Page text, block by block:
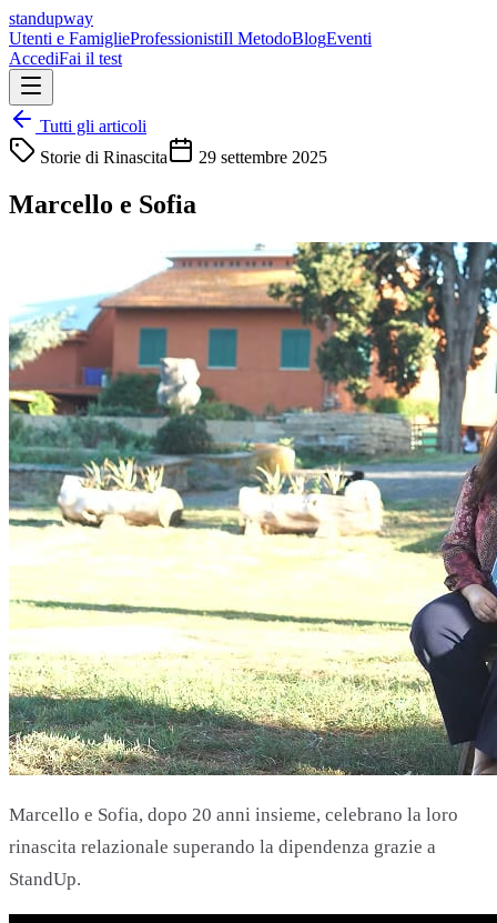
standupway
Utenti e FamiglieProfessionistiIl MetodoBlogEventi
AccediFai il test
Tutti gli articoli
Storie di Rinascita
29 settembre 2025
Marcello e Sofia
Marcello e Sofia, dopo 20 anni insieme, celebrano la loro
rinascita relazionale superando la dipendenza grazie a
StandUp.